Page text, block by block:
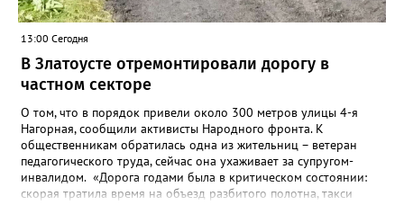
13:00 Сегодня
В Златоусте отремонтировали дорогу в
частном секторе
О том, что в порядок привели около 300 метров улицы 4-я
Нагорная, сообщили активисты Народного фронта. К
общественникам обратилась одна из жительниц – ветеран
педагогического труда, сейчас она ухаживает за супругом-
инвалидом. «Дорога годами была в критическом состоянии:
скорая тратила время на объезд разбитого полотна, такси